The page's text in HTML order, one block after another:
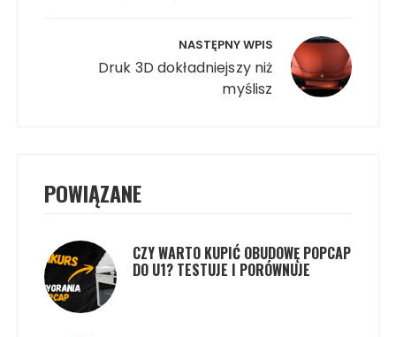
NASTĘPNY WPIS
Druk 3D dokładniejszy niż
myślisz
POWIĄZANE
CZY WARTO KUPIĆ OBUDOWĘ POPCAP
DO U1? TESTUJE I PORÓWNUJE